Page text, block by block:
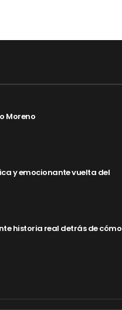
Moreno
y emocionante vuelta del
historia real detrás de cómo